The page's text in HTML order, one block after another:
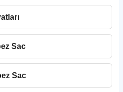
Sac
Sac